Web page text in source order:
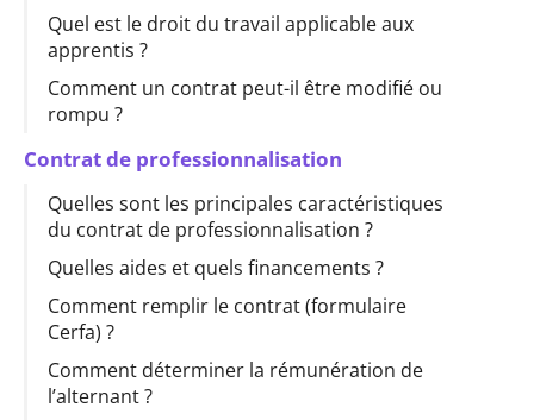
Quel est le droit du travail applicable aux
apprentis ?
Comment un contrat peut-il être modifié ou
rompu ?
Contrat de professionnalisation
Quelles sont les principales caractéristiques
du contrat de professionnalisation ?
Quelles aides et quels financements ?
Comment remplir le contrat (formulaire
Cerfa) ?
Comment déterminer la rémunération de
l’alternant ?